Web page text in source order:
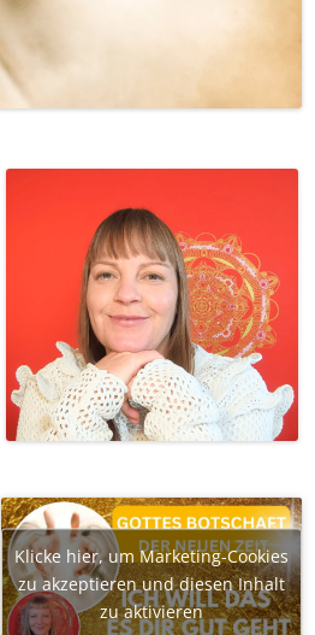
Klicke hier, um Marketing-Cookies
zu akzeptieren und diesen Inhalt
zu aktivieren